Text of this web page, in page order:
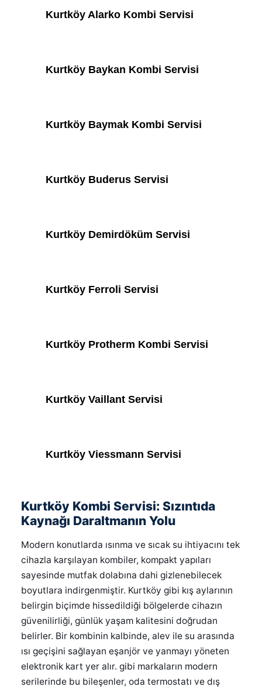
Kurtköy Alarko Kombi Servisi
Kurtköy Baykan Kombi Servisi
Kurtköy Baymak Kombi Servisi
Kurtköy Buderus Servisi
Kurtköy Demirdöküm Servisi
Kurtköy Ferroli Servisi
Kurtköy Protherm Kombi Servisi
Kurtköy Vaillant Servisi
Kurtköy Viessmann Servisi
Kurtköy Kombi Servisi: Sızıntıda
Kaynağı Daraltmanın Yolu
Modern konutlarda ısınma ve sıcak su ihtiyacını tek
cihazla karşılayan kombiler, kompakt yapıları
sayesinde mutfak dolabına dahi gizlenebilecek
boyutlara indirgenmiştir. Kurtköy gibi kış aylarının
belirgin biçimde hissedildiği bölgelerde cihazın
güvenilirliği, günlük yaşam kalitesini doğrudan
belirler. Bir kombinin kalbinde, alev ile su arasında
ısı geçişini sağlayan eşanjör ve yanmayı yöneten
elektronik kart yer alır. gibi markaların modern
serilerinde bu bileşenler, oda termostatı ve dış